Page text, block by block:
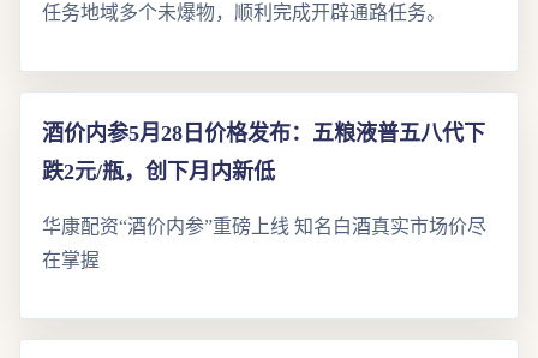
任务地域多个未爆物，顺利完成开辟通路任务。
酒价内参5月28日价格发布：五粮液普五八代下
跌2元/瓶，创下月内新低
华康配资“酒价内参”重磅上线 知名白酒真实市场价尽
在掌握